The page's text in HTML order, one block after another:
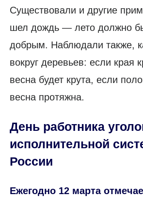
Существовали и другие
шел дождь — лето должно
добрым. Наблюдали также,
вокруг деревьев: если края
весна будет крута, если
весна протяжна.
День работника
исполнительной
России
Ежегодно 12 марта